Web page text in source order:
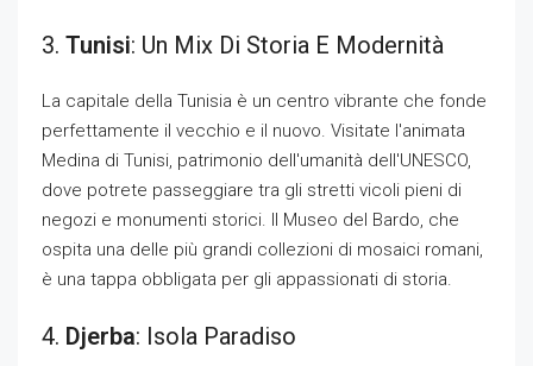
3. Tunisi: Un Mix Di Storia E Modernità
La capitale della Tunisia è un centro vibrante che fonde
perfettamente il vecchio e il nuovo. Visitate l'animata
Medina di Tunisi, patrimonio dell'umanità dell'UNESCO,
dove potrete passeggiare tra gli stretti vicoli pieni di
negozi e monumenti storici. Il Museo del Bardo, che
ospita una delle più grandi collezioni di mosaici romani,
è una tappa obbligata per gli appassionati di storia.
4. Djerba: Isola Paradiso